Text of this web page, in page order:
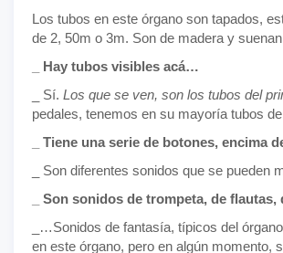
Los tubos en este órgano son tapados,
de 2, 50m o 3m. Son de madera y
_ Hay tubos visibles acá…
_ Sí. Los que se ven, son los tubos del
pedales, tenemos en su mayoría tubos
_ Tiene una serie de botones, encima
_ Son diferentes sonidos que se
_ Son sonidos de trompeta, de
_…Sonidos de fantasía, típicos del
en este órgano, pero en algún momento,